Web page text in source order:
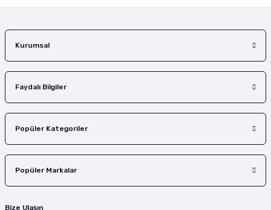
Kurumsal
Faydalı Bilgiler
Popüler Kategoriler
Popüler Markalar
Bize Ulaşın